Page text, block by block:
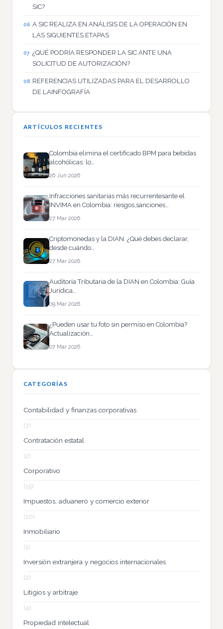
SIC?
A SIC REALIZA EN ANÁLISIS DE LA OPERACIÓN EN
LAS SIGUIENTES ETAPAS
¿QUÉ PODRÍA RESPONDER LA SIC ANTE UNA
SOLICITUD DE AUTORIZACIÓN?
REFERENCIAS UTILIZADAS PARA EL DESARROLLO
DE LAINFOGRAFÍA
ARTÍCULOS RECIENTES
Colombia elimina el certificado BPM para bebidas
alcohólicas: lo…
26 Jun 2026
Infracciones sanitarias más recurrentesante el
INVIMA en Colombia: riesgos,sanciones…
27 Mar 2026
Criptomonedas y la DIAN: ¿Qué debes declarar,
desde cuándo…
27 Mar 2026
Auditoría Tributaria de la DIAN en Colombia: Guía
Jurídica…
09 Mar 2026
¿Pueden usar tu foto sin permiso en Colombia?
Actualización…
07 Mar 2026
CATEGORÍAS
Contabilidad y finanzas corporativas
(7)
Contratación estatal
(2)
Corporativo
(15)
Impuestos, aduanero y comercio exterior
(10)
Inmobiliario
(1)
Inversión extranjera y negocios internacionales
(2)
Litigios y arbitraje
(4)
Propiedad intelectual